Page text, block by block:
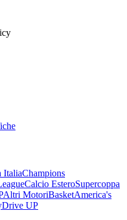
ItaliaChampions
Calcio EsteroSupercoppa
Altri MotoriBasketAmerica's
Drive UP